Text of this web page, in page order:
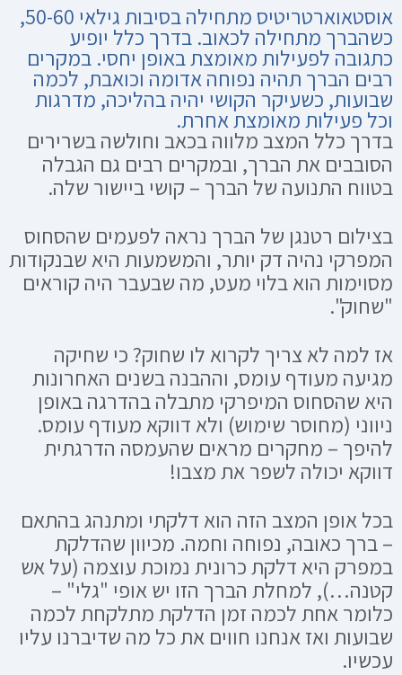
אוסטאוארטריטיס מתחילה בסיבות גילאי 50-60,
כשהברך מתחילה לכאוב. בדרך כלל יופיע
כתגובה לפעילות מאומצת באופן יחסי. במקרים
רבים הברך תהיה נפוחה אדומה וכואבת, לכמה
שבועות, כשעיקר הקושי יהיה בהליכה, מדרגות
וכל פעילות מאומצת אחרת.
בדרך כלל המצב מלווה בכאב וחולשה בשרירים
הסובבים את הברך, ובמקרים רבים גם הגבלה
בטווח התנועה של הברך – קושי ביישור שלה.
בצילום רטנגן של הברך נראה לפעמים שהסחוס
המפרקי נהיה דק יותר, והמשמעות היא שבנקודות
מסוימות הוא בלוי מעט, מה שבעבר היה קוראים
"שחוק".
אז למה לא צריך לקרוא לו שחוק? כי שחיקה
מגיעה מעודף עומס, וההבנה בשנים האחרונות
היא שהסחוס המיפרקי מתבלה בהדרגה באופן
ניווני (מחוסר שימוש) ולא דווקא מעודף עומס.
להיפך – מחקרים מראים שהעמסה הדרגתית
דווקא יכולה לשפר את מצבו!
בכל אופן המצב הזה הוא דלקתי ומתנהג בהתאם
– ברך כאובה, נפוחה וחמה. מכיוון שהדלקת
במפרק היא דלקת כרונית נמוכת עוצמה (על אש
קטנה…), למחלת הברך הזו יש אופי "גלי" –
כלומר אחת לכמה זמן הדלקת מתלקחת לכמה
שבועות ואז אנחנו חווים את כל מה שדיברנו עליו
עכשיו.